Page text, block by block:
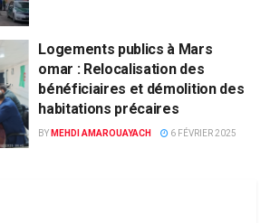
Logements publics à Mars
omar : Relocalisation des
bénéficiaires et démolition des
habitations précaires
BY MEHDI AMAROUAYACH 6 FÉVRIER 2025